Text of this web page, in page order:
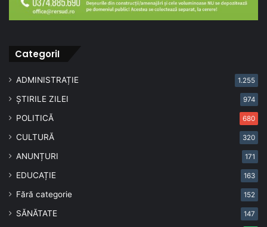
CategoriI
ADMINISTRAȚIE 1.255
ȘTIRILE ZILEI 974
POLITICĂ 680
CULTURĂ 320
ANUNȚURI 171
EDUCAȚIE 163
Fără categorie 152
SĂNĂTATE 147